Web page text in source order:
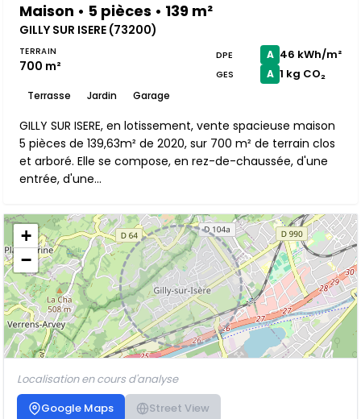
Maison • 5 pièces • 139 m²
GILLY SUR ISERE (73200)
TERRAIN
700 m²
Terrasse Jardin Garage
DPE A 46 kWh/m²
GES A 1 kg CO₂
GILLY SUR ISERE, en lotissement, vente spacieuse maison
5 pièces de 139,63m² de 2020, sur 700 m² de terrain clos
et arboré. Elle se compose, en rez-de-chaussée, d'une
entrée, d'une...
+
−
Localisation en cours d'analyse
Google Maps
Street View